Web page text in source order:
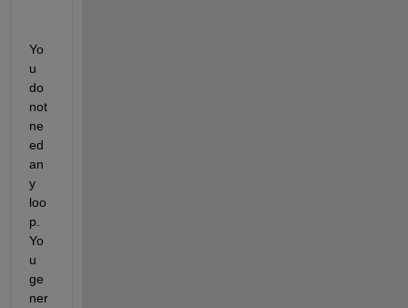
Yo
u
do
not
ne
ed
an
y
loo
p.
Yo
u
ge
ner